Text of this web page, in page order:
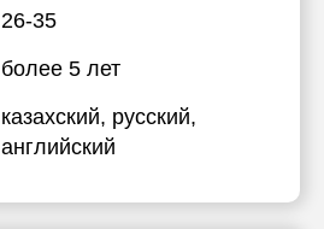
26-35
более 5 лет
казахский, русский,
английский